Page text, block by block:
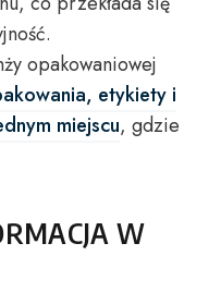
opakowaniowej
etykiety i
miejscu, gdzie
W